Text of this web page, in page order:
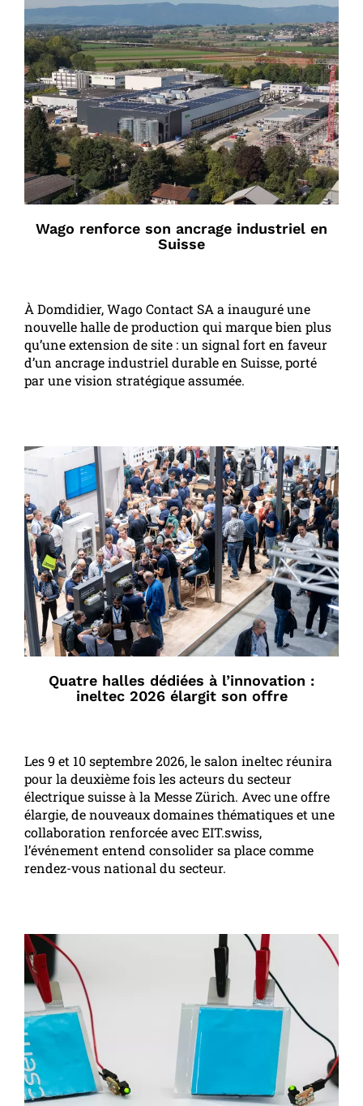
Wago renforce son ancrage industriel en
Suisse
À Domdidier, Wago Contact SA a inauguré une
nouvelle halle de production qui marque bien plus
qu’une extension de site : un signal fort en faveur
d’un ancrage industriel durable en Suisse, porté
par une vision stratégique assumée.
Quatre halles dédiées à l’innovation :
ineltec 2026 élargit son offre
Les 9 et 10 septembre 2026, le salon ineltec réunira
pour la deuxième fois les acteurs du secteur
électrique suisse à la Messe Zürich. Avec une offre
élargie, de nouveaux domaines thématiques et une
collaboration renforcée avec EIT.swiss,
l’événement entend consolider sa place comme
rendez-vous national du secteur.